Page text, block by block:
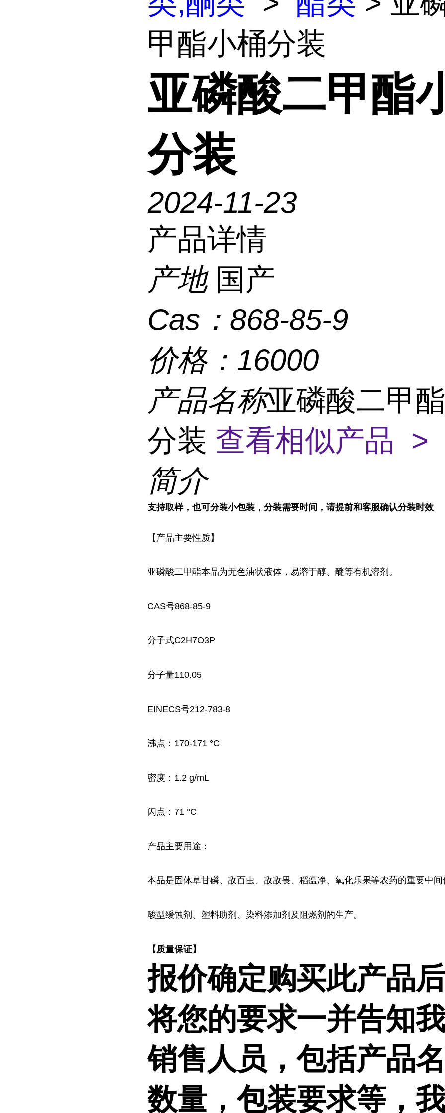
甲酯小桶分装
亚磷酸二甲酯
分装
2024-11-23
产品详情
产地 国产
Cas： 868-85-9
价格： 16000
产品名称亚磷酸二甲
分装 查看相似产品 >
简介
支持取样，也可分装小包装，分装需要时间，请提前和客服确认分装时效
【产品主要性质】
亚磷酸二甲酯本品为无色油状液体， 易溶于醇、醚等有机溶剂。
CAS号868-85-9
分子式C2H7O3P
分子量110.05
EINECS号212-783-8
沸点： 170-171 °C
密度： 1.2 g/mL
闪点： 71 °C
产品主要用途：
本品是固体草甘磷、敌百虫、敌敌畏、稻瘟净、氧化乐果等农药的重要中
酸型缓蚀剂、塑料助剂、染料添加剂及阻燃剂的生产。
【质量保证】
报价确定购买此产品
将您的要求一并告知
销售人员，包括产品
数量，包装要求等，